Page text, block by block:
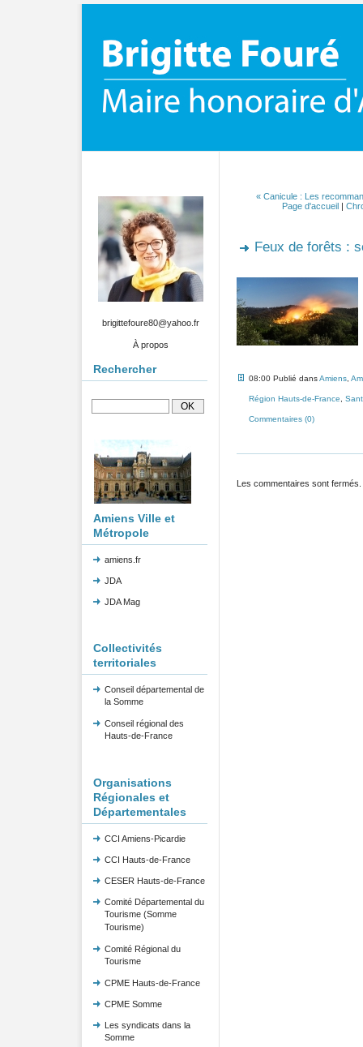
brigittefoure80@yahoo.fr
À propos
Rechercher
Amiens Ville et
Métropole
amiens.fr
JDA
JDA Mag
Collectivités
territoriales
Conseil départemental de
la Somme
Conseil régional des
Hauts-de-France
Organisations
Régionales et
Départementales
CCI Amiens-Picardie
CCI Hauts-de-France
CESER Hauts-de-France
Comité Départemental du
Tourisme (Somme
Tourisme)
Comité Régional du
Tourisme
CPME Hauts-de-France
CPME Somme
Les syndicats dans la
Somme
« Canicule : Les
Page d'accueil|
Feux de forêts :
08:00 Publié dansAmiens,
Région Hauts-de-France
Commentaires (0)
Les commentaires sont fermés.